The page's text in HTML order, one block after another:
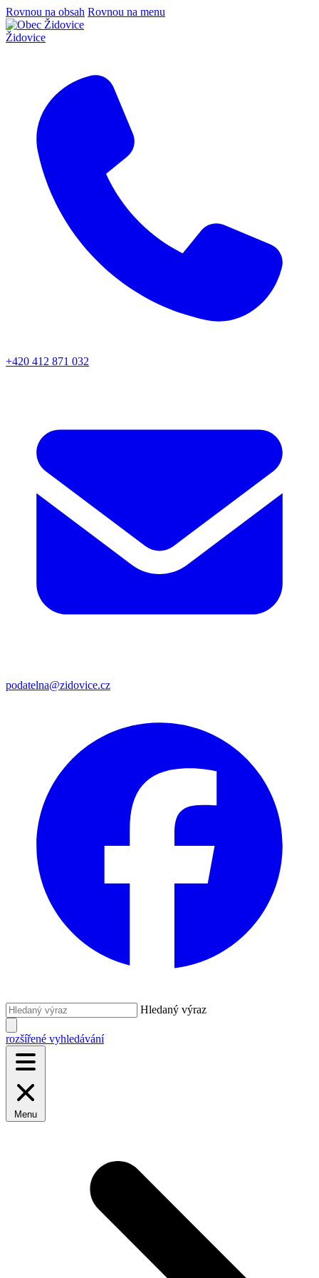
Rovnou na obsah Rovnou na menu
Židovice
+420 412 871 032
podatelna@zidovice.cz
Hledaný výraz
rozšířené vyhledávání
Menu